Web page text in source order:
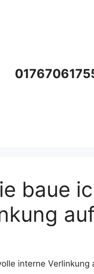
baue
interne Verlinkung